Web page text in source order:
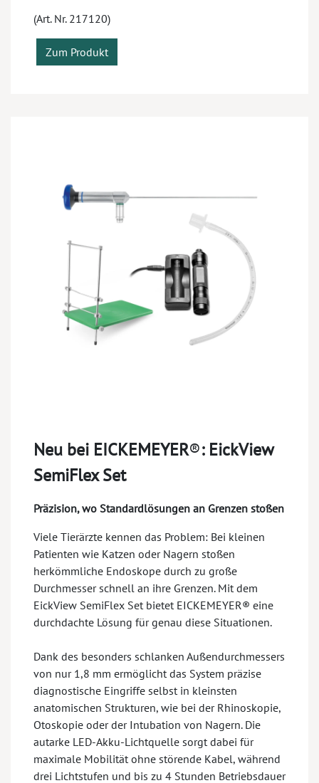
(Art. Nr. 217120)
Zum Produkt
Neu bei EICKEMEYER®:EickView
SemiFlex Set
Präzision, wo Standardlösungen an Grenzen stoßen
Viele Tierärzte kennen das Problem: Bei kleinen
Patienten wie Katzen oder Nagern stoßen
herkömmliche Endoskope durch zu große
Durchmesser schnell an ihre Grenzen. Mit dem
EickView SemiFlex Set bietet EICKEMEYER® eine
durchdachte Lösung für genau diese Situationen.
Dank des besonders schlanken Außendurchmessers
von nur 1,8 mm ermöglicht das System präzise
diagnostische Eingriffe selbst in kleinsten
anatomischen Strukturen, wie bei der Rhinoskopie,
Otoskopie oder der Intubation von Nagern. Die
autarke LED-Akku-Lichtquelle sorgt dabei für
maximale Mobilität ohne störende Kabel, während
drei Lichtstufen und bis zu 4 Stunden Betriebsdauer